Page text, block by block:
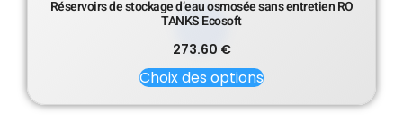
Réservoirs de stockage d’eau osmosée sans entretien RO
TANKS Ecosoft
273.60 €
Choix des options